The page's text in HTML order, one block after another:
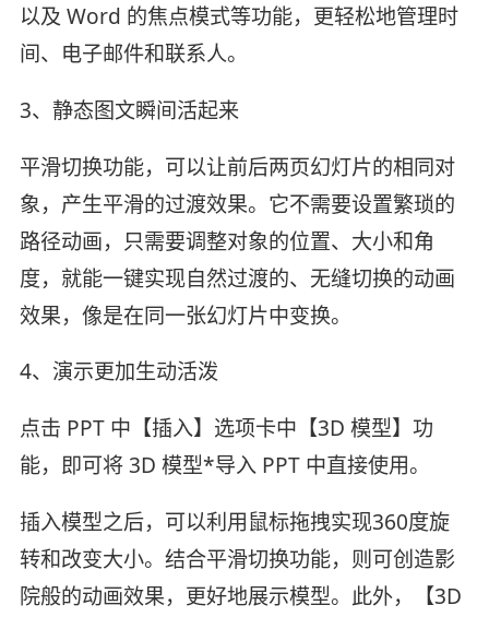
以及 Word 的焦点模式等功能，更轻松地管理时
间、电子邮件和联系人。
3、静态图文瞬间活起来
平滑切换功能，可以让前后两页幻灯片的相同对
象，产生平滑的过渡效果。它不需要设置繁琐的
路径动画，只需要调整对象的位置、大小和角
度，就能一键实现自然过渡的、无缝切换的动画
效果，像是在同一张幻灯片中变换。
4、演示更加生动活泼
点击 PPT 中【插入】选项卡中【3D 模型】功
能，即可将 3D 模型*导入 PPT 中直接使用。
插入模型之后，可以利用鼠标拖拽实现360度旋
转和改变大小。结合平滑切换功能，则可创造影
院般的动画效果，更好地展示模型。此外，【3D